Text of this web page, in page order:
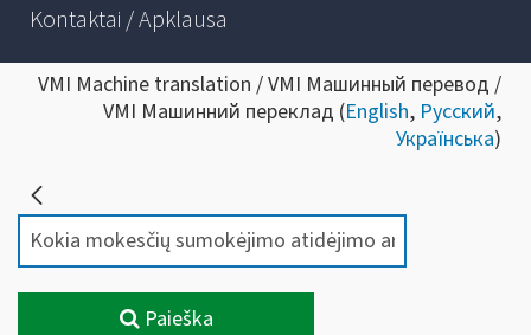
Kontaktai / Apklausa
VMI Machine translation / VMI Машинный перевод /
VMI Машинний переклад (English, Русский,
Українська)
Paieška